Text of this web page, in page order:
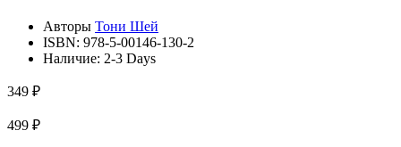
Авторы Тони Шей
ISBN: 978-5-00146-130-2
Наличие: 2-3 Days
349 ₽
499 ₽